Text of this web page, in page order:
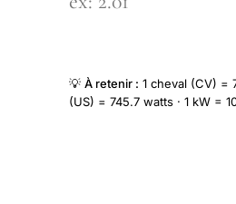
💡 À retenir : 1 cheval (CV) =
(US) = 745.7 watts · 1 kW =